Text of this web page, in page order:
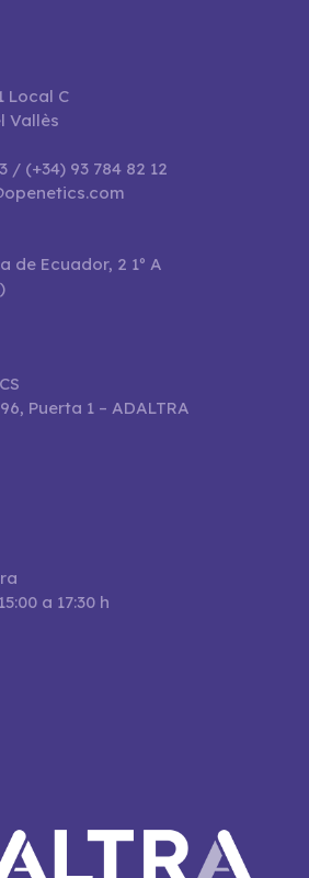
Local C
Vallès
/ (+34) 93 784 82 12
de Ecuador, 2 1º A
Puerta 1 – ADALTRA
a 17:30 h